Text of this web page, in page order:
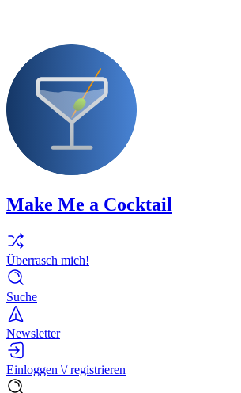
Make Me a Cocktail
Überrasch mich!
Suche
Newsletter
Einloggen \/ registrieren